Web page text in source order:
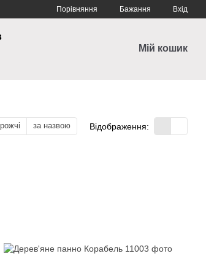
Порівняння Бажання Вхід
Мій кошик
за назвою Відображення: